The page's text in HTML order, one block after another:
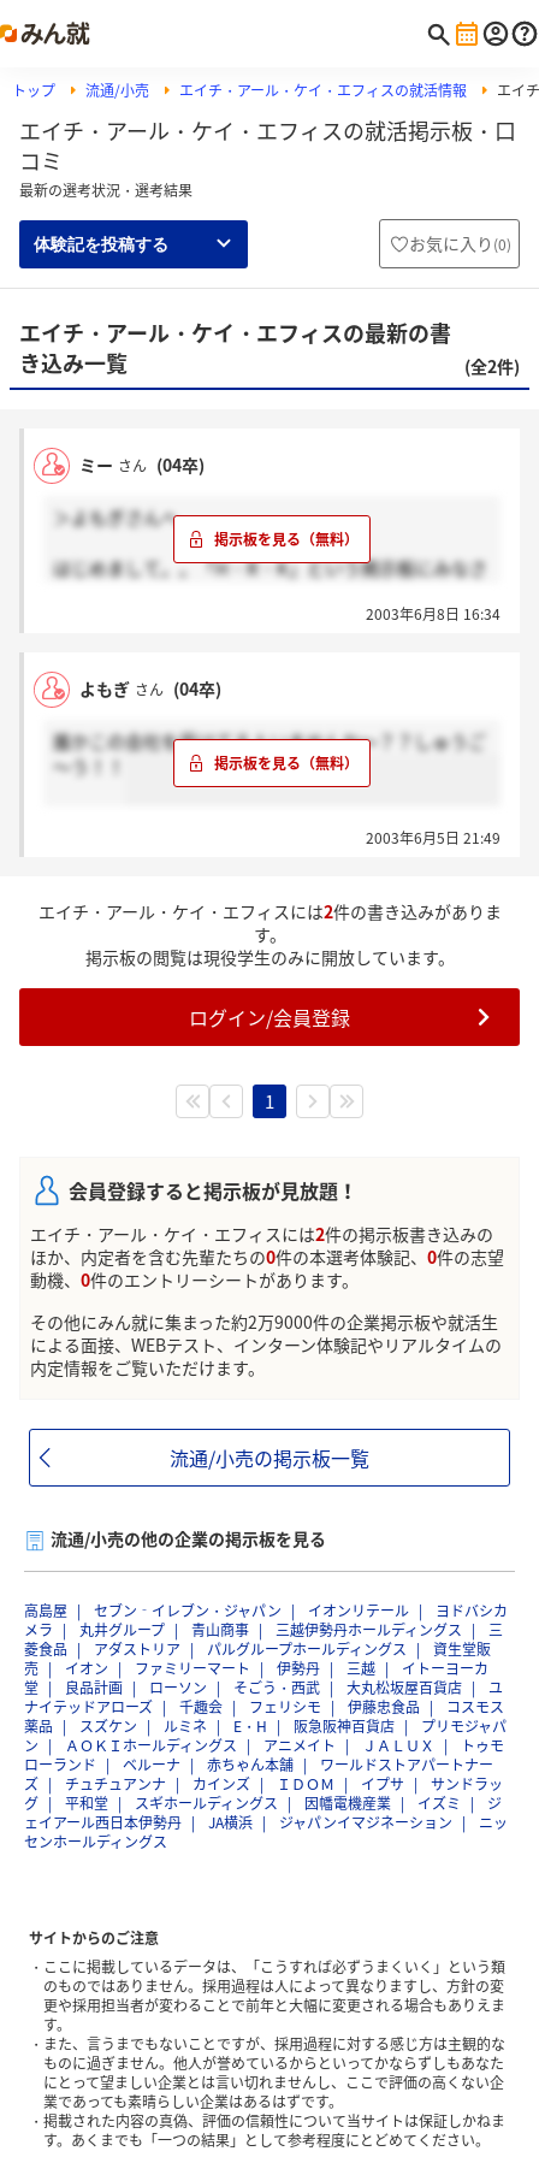
トップ 流通/小売 エイチ・アール・ケイ・エフィスの就活情報 エイ
エイチ・アール・ケイ・エフィスの就活掲示板・口
コミ
最新の選考状況・選考結果
体験記を投稿する お気に入り (0)
エイチ・アール・ケイ・エフィスの最新の書
き込み一覧
(全2件)
ミー さん (04卒)
＞よもぎさんへ
はじめまして。。「H・R・K」という掲示板にみなさ
2003年6月8日 16:34
よもぎ さん (04卒)
誰かこの会社を受けてる人いませんか～？？しゅうご
～う！！
2003年6月5日 21:49
エイチ・アール・ケイ・エフィスには2件の書き込みがありま
す。
掲示板の閲覧は現役学生のみに開放しています。
ログイン/会員登録
1
会員登録すると掲示板が見放題！
エイチ・アール・ケイ・エフィスには2件の掲示板書き込みの
ほか、内定者を含む先輩たちの0件の本選考体験記、 0件の志望
動機、 0件のエントリーシートがあります。
その他にみん就に集まった約2万9000件の企業掲示板や就活生
による面接、WEBテスト、インターン体験記やリアルタイムの
内定情報をご覧いただけます。
流通/小売の掲示板一覧
流通/小売の他の企業の掲示板を見る
高島屋 セブン‐イレブン・ジャパン イオンリテール
ヨドバシカ
メラ
丸井グループ 青山商事 三越伊勢丹ホールディングス
三
菱食品
アダストリア パルグループホールディングス
資生堂販
売
イオン ファミリーマート 伊勢丹 三越
イトーヨーカ
堂
良品計画 ローソン そごう・西武 大丸松坂屋百貨店
ユ
ナイテッドアローズ
千趣会 フェリシモ 伊藤忠食品
コスモス
薬品
スズケン ルミネ E・H 阪急阪神百貨店
プリモジャパ
ン
ＡＯＫＩホールディングス アニメイト ＪＡＬＵＸ
トゥモ
ローランド
ベルーナ 赤ちゃん本舗
ワールドストアパートナー
ズ
チュチュアンナ カインズ ＩＤＯＭ イプサ
サンドラッ
グ
平和堂 スギホールディングス 因幡電機産業 イズミ
ジ
ェイアール西日本伊勢丹
JA横浜 ジャパンイマジネーション
ニッ
センホールディングス
サイトからのご注意
ここに掲載しているデータは、「こうすれば必ずうまくいく」という類
のものではありません。採用過程は人によって異なりますし、方針の変
更や採用担当者が変わることで前年と大幅に変更される場合もありえま
す。
また、言うまでもないことですが、採用過程に対する感じ方は主観的な
ものに過ぎません。他人が誉めているからといってかならずしもあなた
にとって望ましい企業とは言い切れませんし、ここで評価の高くない企
業であっても素晴らしい企業はあるはずです。
掲載された内容の真偽、評価の信頼性について当サイトは保証しかねま
す。あくまでも「一つの結果」として参考程度にとどめてください。